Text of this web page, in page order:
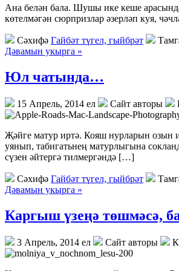
Ана белән бала. Шушы ике кеше
көтелмәгән сюрпризлар әзерләп куя,
Сәхифә Гайбәт түгел, гыйбрәт
Дәвамын укырга »
Юл чатында…
15 Апрель, 2014 ел Сайт авторы
Җәйге матур иртә. Кояш нурларын озын
уянып, табигатьнең матурлыгына
сүзен әйтергә тилмергәндә […]
Сәхифә Гайбәт түгел, гыйбрәт
Дәвамын укырга »
Каргыш үзеңә төшмәсә,
3 Апрель, 2014 ел Сайт авторы